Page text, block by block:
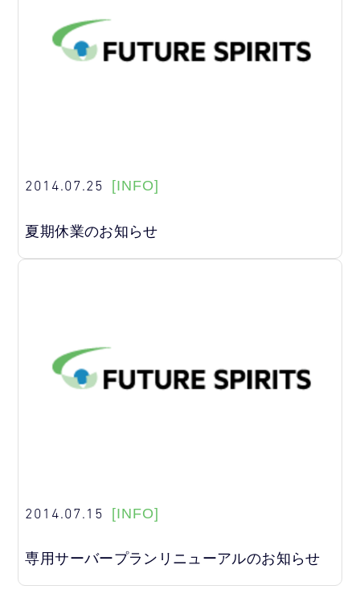
2014.07.25 [INFO]
夏期休業のお知らせ
2014.07.15 [INFO]
専用サーバープランリニューアルのお知らせ